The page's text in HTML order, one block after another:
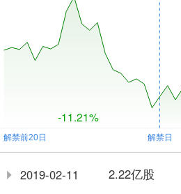
-11.21%
2019-02-11 2.22亿股